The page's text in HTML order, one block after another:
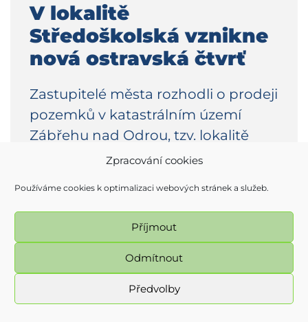
Zpracování cookies
Používáme cookies k optimalizaci webových stránek a služeb.
Příjmout
Odmítnout
Předvolby
V lokalitě
Středoškolská vznikne
nová ostravská čtvrť
Zastupitelé města rozhodli o prodeji
pozemků v katastrálním území
Zábřehu nad Odrou, tzv. lokalitě
Středoškolské, společnosti Linkcity